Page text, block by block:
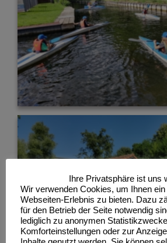
Ihre Privatsphäre ist uns
Wir verwenden Cookies, um Ihnen
Webseiten-Erlebnis zu bieten. Dazu
für den Betrieb der Seite notwendig
lediglich zu anonymen
Komforteinstellungen oder zur